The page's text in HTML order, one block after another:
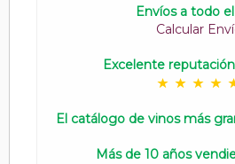
Envíos a todo
Calcular
Excelente
El catálogo de vinos más
Más de 10 años